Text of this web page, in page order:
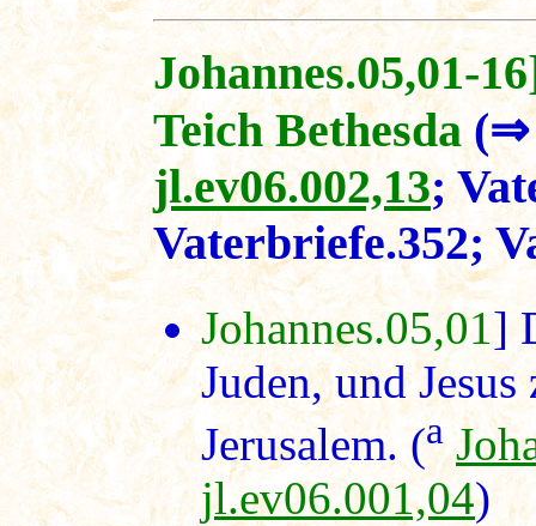
Johannes.05,01-
Teich Bethesda
jl.ev06.002,13;
Vaterbriefe.352;
Johannes.05,01]
Juden, und
Jerusalem. (a
jl.ev06.001,04)